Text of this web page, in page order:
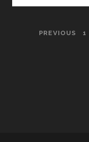
POSTS
PREVIOUS 1